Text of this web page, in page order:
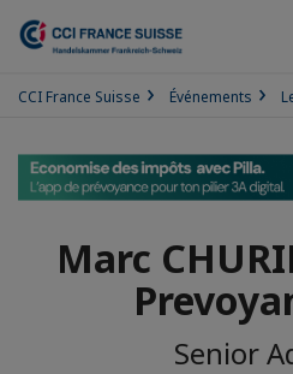
CCI France Suisse Événements
Marc
Senior